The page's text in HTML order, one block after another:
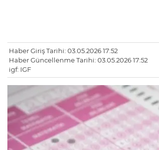
Haber Giriş Tarihi: 03.05.2026 17:52
Haber Güncellenme Tarihi: 03.05.2026 17:52
igf: IGF